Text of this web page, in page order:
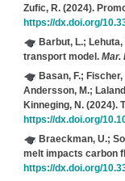
Zufic, R.(2024).
https://dx.doi.org/
Barbut, L.;
transport model. Mar.
Basan, F.;
Andersson, M.;
Kinneging, N.(2024).
https://dx.doi.org/
Braeckman, U.;
melt impacts carbon
https://dx.doi.org/